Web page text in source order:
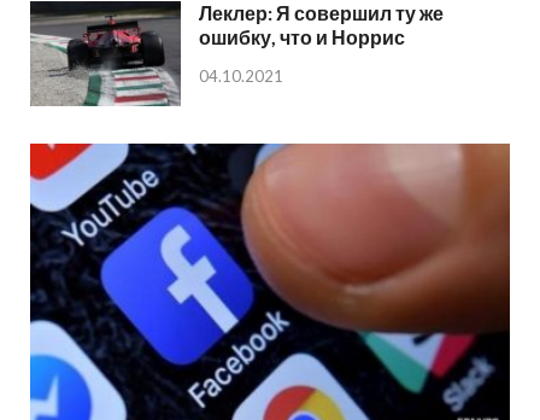
Леклер: Я совершил ту же
ошибку, что и Норрис
04.10.2021